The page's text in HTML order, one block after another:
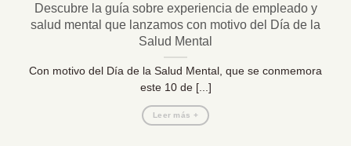
Descubre la guía sobre experiencia de empleado y
salud mental que lanzamos con motivo del Día de la
Salud Mental
Con motivo del Día de la Salud Mental, que se conmemora
este 10 de [...]
Leer más +